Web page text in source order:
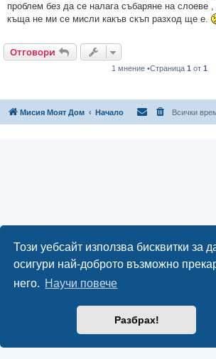
Този уебсайт използва бисквитки за
осигури най-доброто възможно
него. Научи повече
Разбрах!
проблем без да се налага събаряне на слоеве
къща не ми се мисли какъв скъп разход ще е.
Отговори
1 мнение •Страница 1 от 1
Мисия Моят Дом Начало Всички